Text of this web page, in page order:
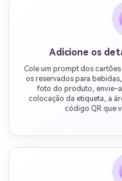
Adicione os
Cole um prompt dos
os reservados para
foto do produto, envie-
colocação da etiqueta, a
código QR que